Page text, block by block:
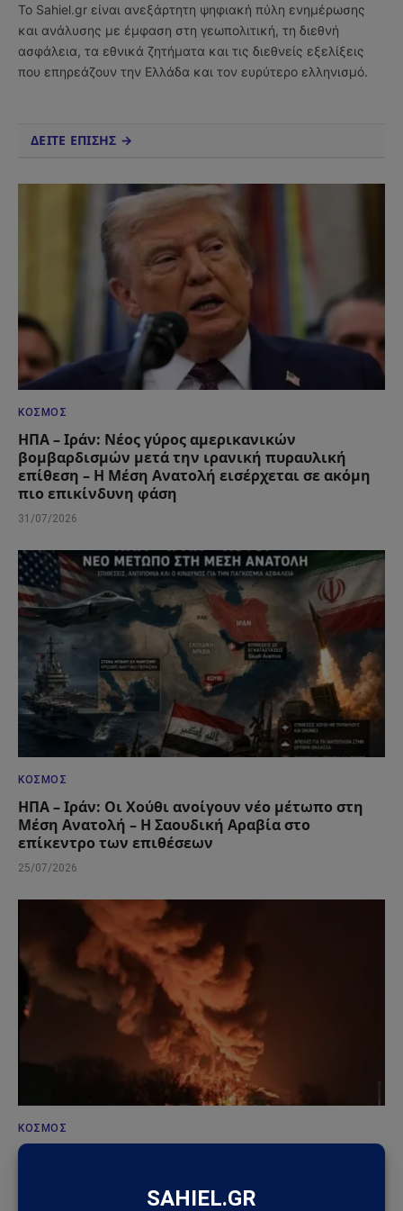
Το Sahiel.gr είναι ανεξάρτητη ψηφιακή πύλη ενημέρωσης
και ανάλυσης με έμφαση στη γεωπολιτική, τη διεθνή
ασφάλεια, τα εθνικά ζητήματα και τις διεθνείς εξελίξεις
που επηρεάζουν την Ελλάδα και τον ευρύτερο ελληνισμό.
ΔΕΙΤΕ ΕΠΙΣΗΣ →
ΚΌΣΜΟΣ
ΗΠΑ – Ιράν: Νέος γύρος αμερικανικών
βομβαρδισμών μετά την ιρανική πυραυλική
επίθεση – Η Μέση Ανατολή εισέρχεται σε ακόμη
πιο επικίνδυνη φάση
31/07/2026
ΚΌΣΜΟΣ
ΗΠΑ – Ιράν: Οι Χούθι ανοίγουν νέο μέτωπο στη
Μέση Ανατολή – Η Σαουδική Αραβία στο
επίκεντρο των επιθέσεων
25/07/2026
ΚΌΣΜΟΣ
Ουκρανικά drones έπληξαν τη Wildberries: Στόχος